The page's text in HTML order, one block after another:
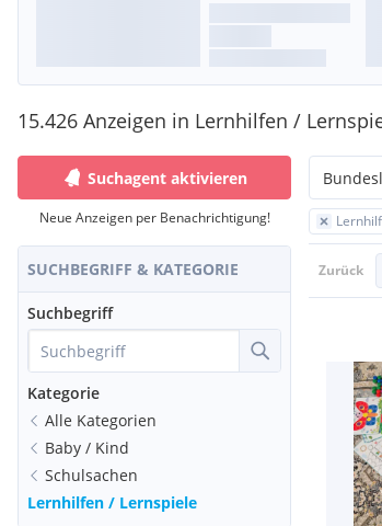
15.426 Anzeigen in Lernhilfen /
Suchagent aktivieren
Neue Anzeigen per Benachrichtigung!
SUCHBEGRIFF & KATEGORIE
Suchbegriff
Kategorie
Alle Kategorien
Baby / Kind
Schulsachen
Lernhilfen / Lernspiele
Zurück